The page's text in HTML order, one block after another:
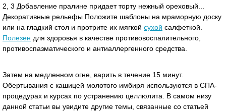
2, 3 Добавление пралине придает торту нежный ореховый...
Декоративные рельефы Положите шаблоны на мраморную доску
или на гладкий стол и протрите их мягкой сухой салфеткой.
Полезен для здоровья в качестве противовоспалительного,
противоспазматического и антиаллергенного средства.
Затем на медленном огне, варить в течение 15 минут.
Обертывания с кашицей молотого имбиря используются в СПА-
процедурах и курсах по устранению целлюлита. В самом низу
данной статьи вы увидите другие темы, связанные со статьей